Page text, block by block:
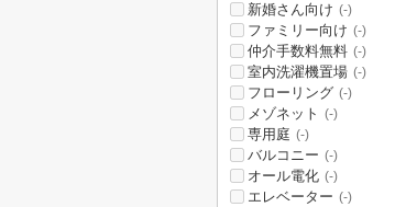
新婚さん向け (-)
ファミリー向け (-)
仲介手数料無料 (-)
室内洗濯機置場 (-)
フローリング (-)
メゾネット (-)
専用庭 (-)
バルコニー (-)
オール電化 (-)
エレベーター (-)